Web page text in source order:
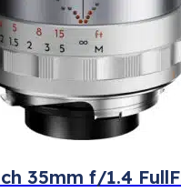
35mm f/1.4